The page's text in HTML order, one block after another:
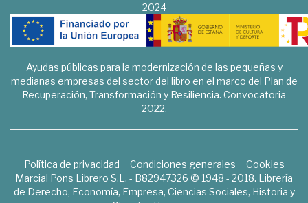
2024
Ayudas públicas para la modernización de las pequeñas y
medianas empresas del sector del libro en el marco del Plan de
Recuperación, Transformación y Resiliencia. Convocatoria
2022.
Política de privacidad Condiciones generales
Cookies
Marcial Pons Librero S.L. - B82947326 © 1948 - 2018. Librería
de Derecho, Economía, Empresa, Ciencias Sociales, Historia y